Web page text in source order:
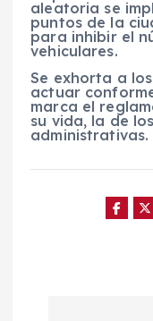
aleatoria se
puntos de la
para inhibir el
vehiculares.
Se exhorta a
actuar
marca el
su vida, la de
administrativas.